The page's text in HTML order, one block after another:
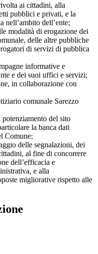
ai cittadini, alla
pubblici e privati, e la
nell’ambito dell’ente;
modalità di erogazione dei
delle altre pubbliche
di servizi di pubblica
informative e
e dei suoi uffici e servizi;
in collaborazione con
comunale Sarezzo
del sito
la banca dati
Comune;
delle segnalazioni, dei
al fine di concorrere
dell’efficacia e
e alla
migliorative rispetto alle